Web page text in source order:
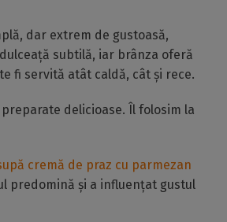
dar extrem de gustoasă,
subtilă, iar brânza oferă
fi servită atât caldă, cât și rece.
delicioase. Îl folosim la
cremă de praz cu parmezan
predomină și a influențat gustul